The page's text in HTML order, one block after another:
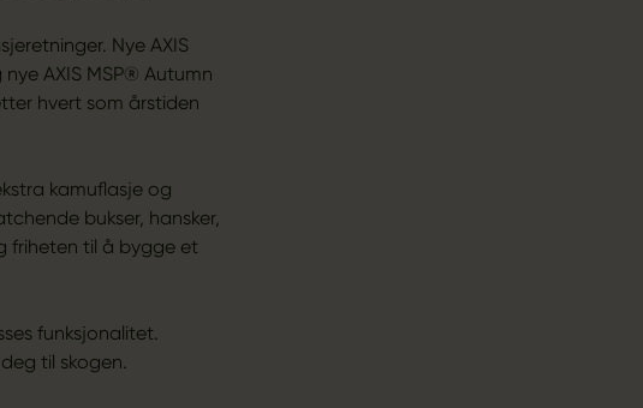
Nye AXIS
AXIS MSP® Autumn
hvert som årstiden
kamuflasje og
bukser, hansker,
friheten til å bygge et
funksjonalitet.
til skogen.